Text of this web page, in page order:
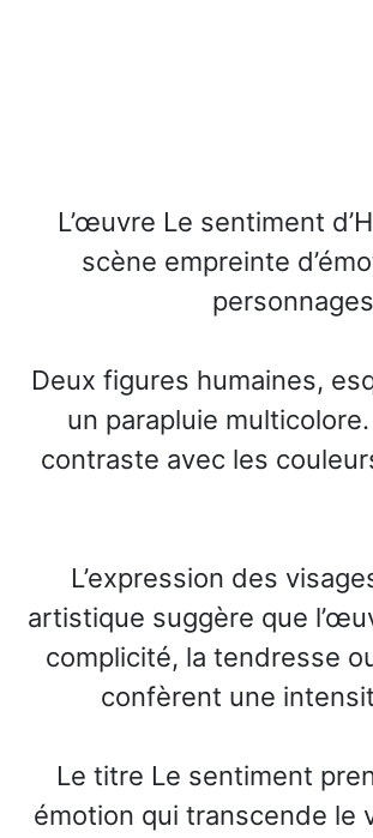
L’œuvre Le sentiment
scène empreinte
Deux figures humaines,
un parapluie
contraste avec les
L’expression des
artistique suggère que
complicité, la tendresse
confèrent une
Le titre Le sentiment
émotion qui transcende le